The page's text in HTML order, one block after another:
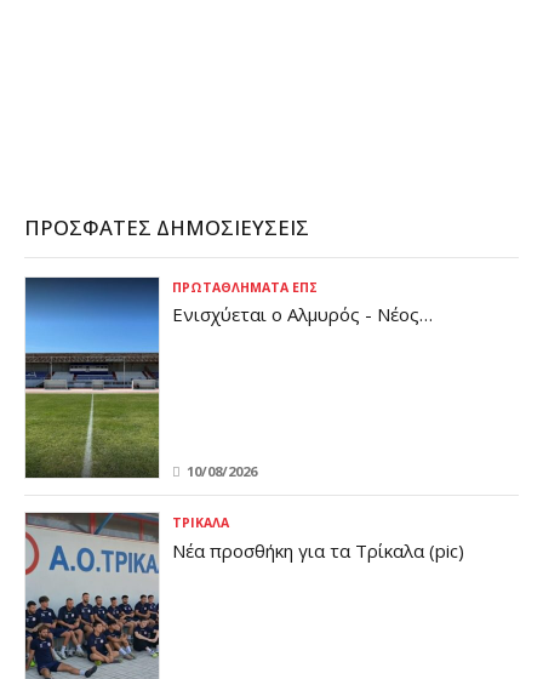
ΠΡΌΣΦΑΤΕΣ ΔΗΜΟΣΙΕΎΣΕΙΣ
ΠΡΩΤΑΘΛΉΜΑΤΑ ΕΠΣ
Ενισχύεται ο Αλμυρός - Νέος
10/08/2026
ΤΡΊΚΑΛΑ
Νέα προσθήκη για τα Τρίκαλα (pic)